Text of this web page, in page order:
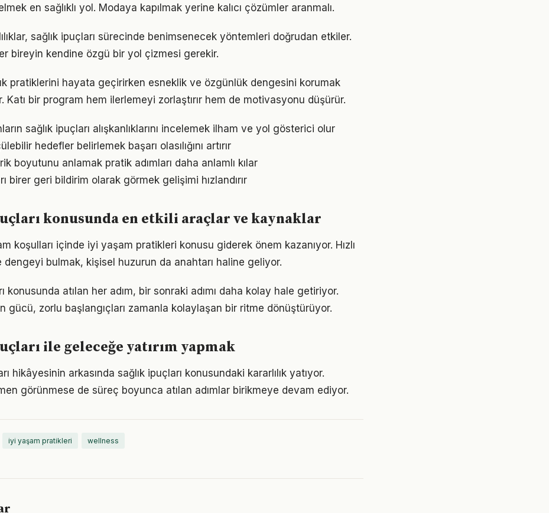
en sağlıklı yol. Modaya kapılmak yerine kalıcı çözümler aranmalı.
sağlık ipuçları sürecinde benimsenecek yöntemleri doğrudan etkiler.
bireyin kendine özgü bir yol çizmesi gerekir.
pratiklerini hayata geçirirken esneklik ve özgünlük dengesini korumak
Katı bir program hem ilerlemeyi zorlaştırır hem de motivasyonu düşürür.
sağlık ipuçları alışkanlıklarını incelemek ilham ve yol gösterici olur
hedefler belirlemek başarı olasılığını artırır
boyutunu anlamak pratik adımları daha anlamlı kılar
birer geri bildirim olarak görmek gelişimi hızlandırır
konusunda en etkili araçlar ve kaynaklar
koşulları içinde iyi yaşam pratikleri konusu giderek önem kazanıyor. Hızlı
bulmak, kişisel huzurun da anahtarı haline geliyor.
konusunda atılan her adım, bir sonraki adımı daha kolay hale getiriyor.
gücü, zorlu başlangıçları zamanla kolaylaşan bir ritme dönüştürüyor.
ile geleceğe yatırım yapmak
hikâyesinin arkasında sağlık ipuçları konusundaki kararlılık yatıyor.
görünmese de süreç boyunca atılan adımlar birikmeye devam ediyor.
iyi yaşam pratikleri wellness